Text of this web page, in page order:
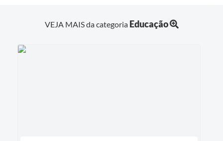
VEJA MAIS da categoria Educação